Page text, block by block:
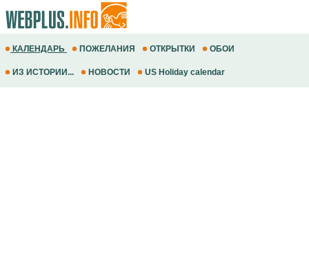
КАЛЕНДАРЬ ПОЖЕЛАНИЯ ОТКРЫТКИ ОБОИ
ИЗ ИСТОРИИ... НОВОСТИ US Holiday calendar